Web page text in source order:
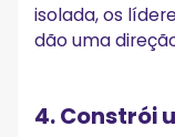
isolada, os
dão uma
4. Constrói